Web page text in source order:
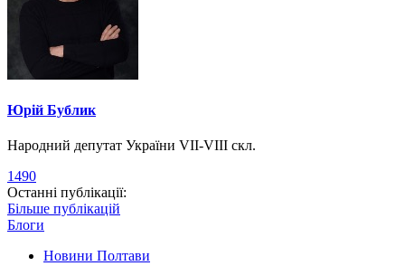
Юрій Бублик
Народний депутат України VII-VIII скл.
1490
Останні публікації:
Більше публікацій
Блоги
Новини Полтави